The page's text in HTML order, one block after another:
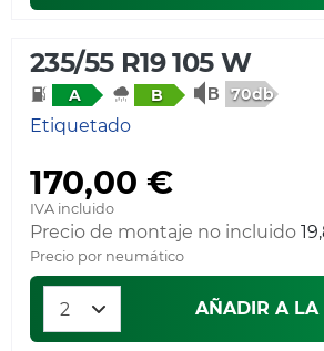
235/55 R19 105 W
A B 70db
Etiquetado
170,00 €
IVA incluido
Precio de montaje no incluido
Precio por neumático
AÑADIR A LA